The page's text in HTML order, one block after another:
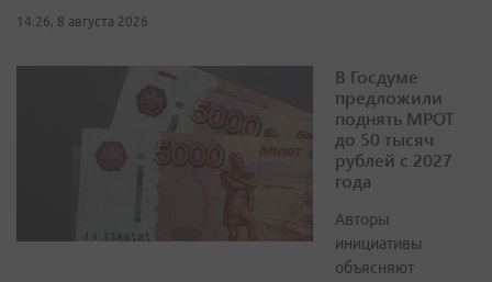
14:26, 8 августа 2026
В Госдуме
предложили
поднять МРОТ
до 50 тысяч
рублей с 2027
года
Авторы
инициативы
объясняют